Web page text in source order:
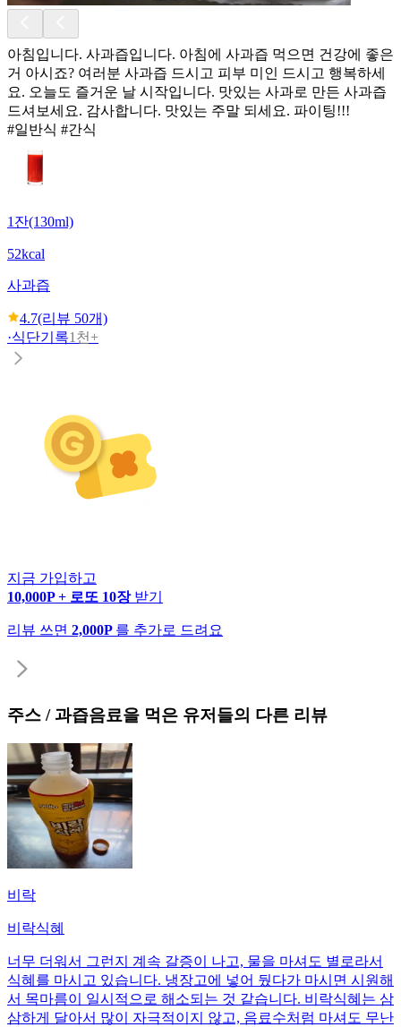
아침입니다. 사과즙입니다. 아침에 사과즙 먹으면 건강에 좋은
거 아시죠? 여러분 사과즙 드시고 피부 미인 드시고 행복하세
요. 오늘도 즐거운 날 시작입니다. 맛있는 사과로 만든 사과즙
드셔보세요. 감사합니다. 맛있는 주말 되세요. 파이팅!!!
#일반식 #간식
1잔(130ml)
52kcal
사과즙
4.7(리뷰 50개)
·식단기록1천+
지금 가입하고
10,000P + 로또 10장 받기
리뷰 쓰면 2,000P 를 추가로 드려요
주스 / 과즙음료을 먹은 유저들의 다른 리뷰
비락
비락식혜
너무 더워서 그런지 계속 갈증이 나고, 물을 마셔도 별로라서
식혜를 마시고 있습니다. 냉장고에 넣어 뒀다가 마시면 시원해
서 목마름이 일시적으로 해소되는 것 같습니다. 비락식혜는 삼
삼하게 달아서 많이 자극적이지 않고, 음료수처럼 마셔도 무난